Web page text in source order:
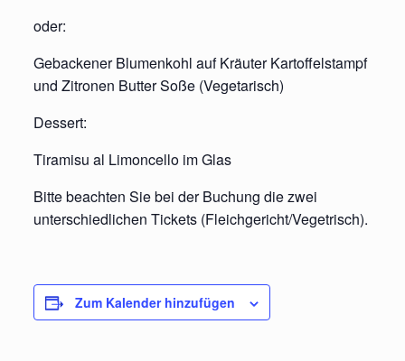
oder:
Gebackener Blumenkohl auf Kräuter Kartoffelstampf
und Zitronen Butter Soße (Vegetarisch)
Dessert:
Tiramisu al Limoncello im Glas
Bitte beachten Sie bei der Buchung die zwei
unterschiedlichen Tickets (Fleichgericht/Vegetrisch).
Zum Kalender hinzufügen